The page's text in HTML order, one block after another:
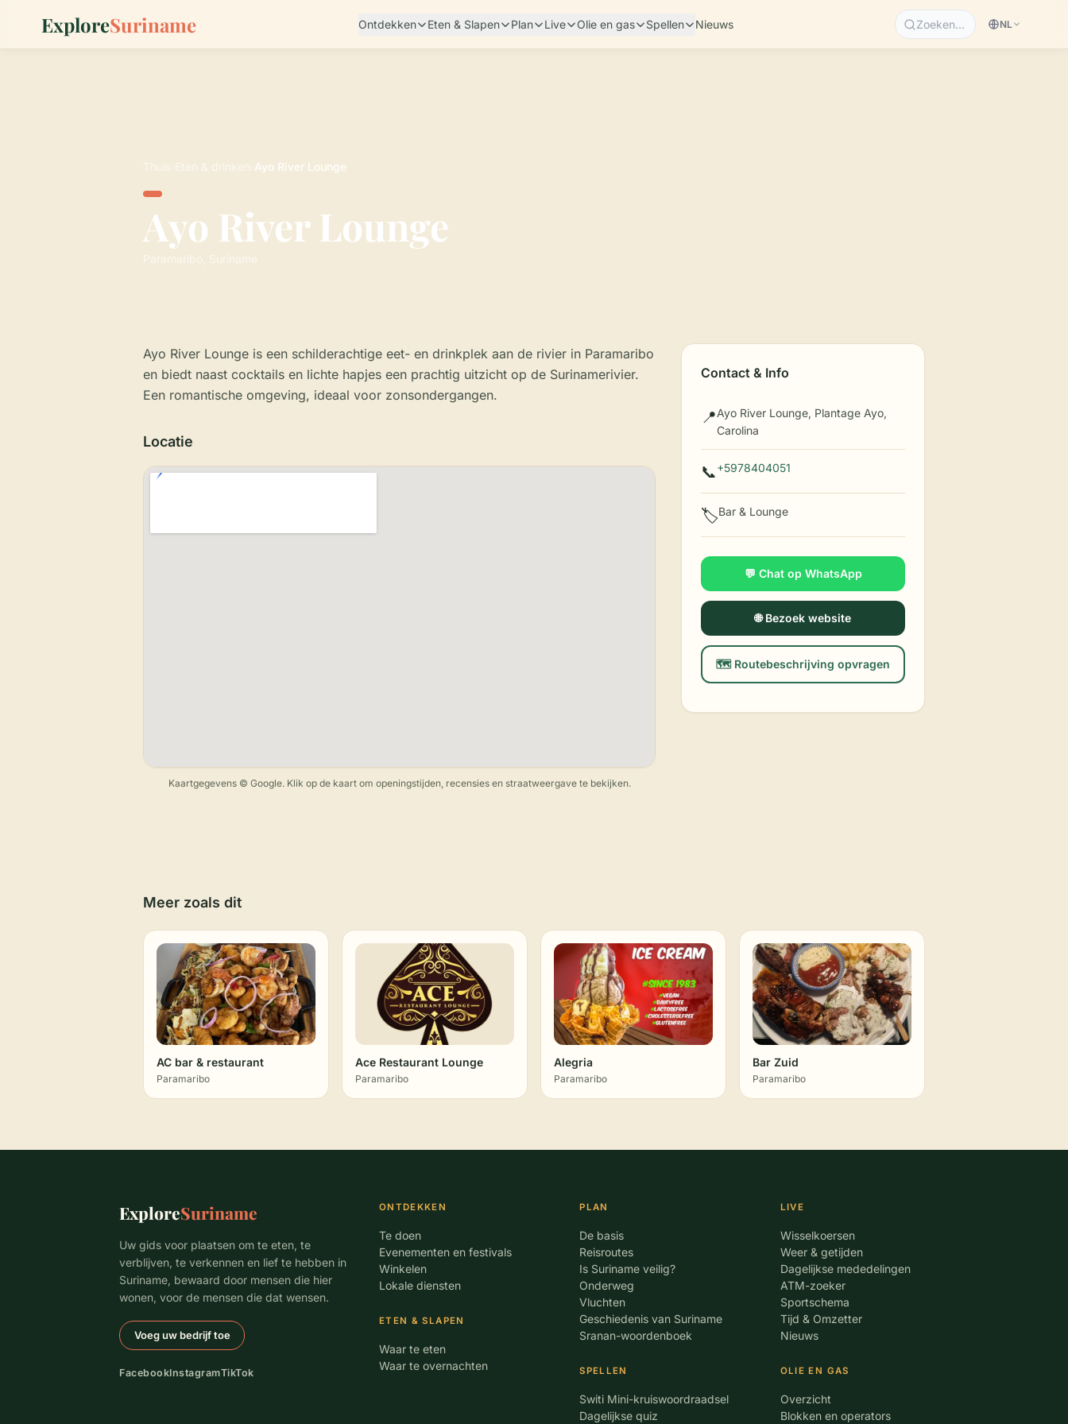
ExploreSuriname Ontdekken Eten & Slapen Plan Live Olie en gas Spellen Nieuws Zoeken… NL
Thuis Eten & drinken Ayo River Lounge
Ayo River Lounge
Paramaribo, Suriname
Ayo River Lounge is een schilderachtige eet- en drinkplek aan de rivier in Paramaribo
en biedt naast cocktails en lichte hapjes een prachtig uitzicht op de Surinamerivier.
Een romantische omgeving, ideaal voor zonsondergangen.
Locatie
Kaartgegevens © Google. Klik op de kaart om openingstijden, recensies en straatweergave te bekijken.
Contact & Info
📍Ayo River Lounge, Plantage Ayo,
Carolina
📞+5978404051
🏷️Bar & Lounge
💬 Chat op WhatsApp
🌐 Bezoek website
🗺️ Routebeschrijving opvragen
Meer zoals dit
AC bar & restaurant
Paramaribo
Ace Restaurant Lounge
Paramaribo
Alegria
Paramaribo
Bar Zuid
Paramaribo
ExploreSuriname
Uw gids voor plaatsen om te eten, te
verblijven, te verkennen en lief te hebben in
Suriname, bewaard door mensen die hier
wonen, voor de mensen die dat wensen.
Voeg uw bedrijf toe
FacebookInstagramTikTok
ONTDEKKEN
Te doen
Evenementen en festivals
Winkelen
Lokale diensten
ETEN & SLAPEN
Waar te eten
Waar te overnachten
PLAN
De basis
Reisroutes
Is Suriname veilig?
Onderweg
Vluchten
Geschiedenis van Suriname
Sranan-woordenboek
SPELLEN
Switi Mini-kruiswoordraadsel
Dagelijkse quiz
LIVE
Wisselkoersen
Weer & getijden
Dagelijkse mededelingen
ATM-zoeker
Sportschema
Tijd & Omzetter
Nieuws
OLIE EN GAS
Overzicht
Blokken en operators